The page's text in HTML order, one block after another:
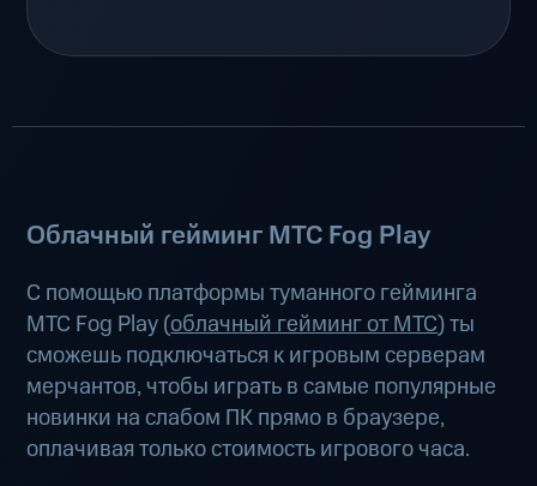
Облачный гейминг МТС Fog Play
С помощью платформы туманного гейминга
МТС Fog Play (облачный гейминг от МТС) ты
сможешь подключаться к игровым серверам
мерчантов, чтобы играть в самые популярные
новинки на слабом ПК прямо в браузере,
оплачивая только стоимость игрового часа.